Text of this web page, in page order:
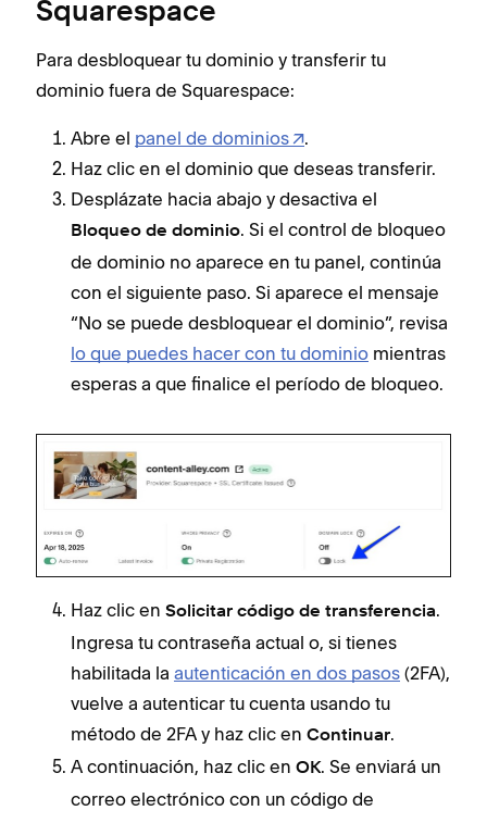
Squarespace
Para desbloquear tu dominio y transferir tu
dominio fuera de Squarespace:
Abre el panel de dominios
.
Haz clic en el dominio que deseas transferir.
Desplázate hacia abajo y desactiva el
Bloqueo de dominio. Si el control de bloqueo
de dominio no aparece en tu panel, continúa
con el siguiente paso. Si aparece el mensaje
“No se puede desbloquear el dominio”, revisa
lo que puedes hacer con tu dominio mientras
esperas a que finalice el período de bloqueo.
Haz clic en Solicitar código de transferencia.
Ingresa tu contraseña actual o, si tienes
habilitada la autenticación en dos pasos (2FA),
vuelve a autenticar tu cuenta usando tu
método de 2FA y haz clic en Continuar.
A continuación, haz clic en OK. Se enviará un
correo electrónico con un código de